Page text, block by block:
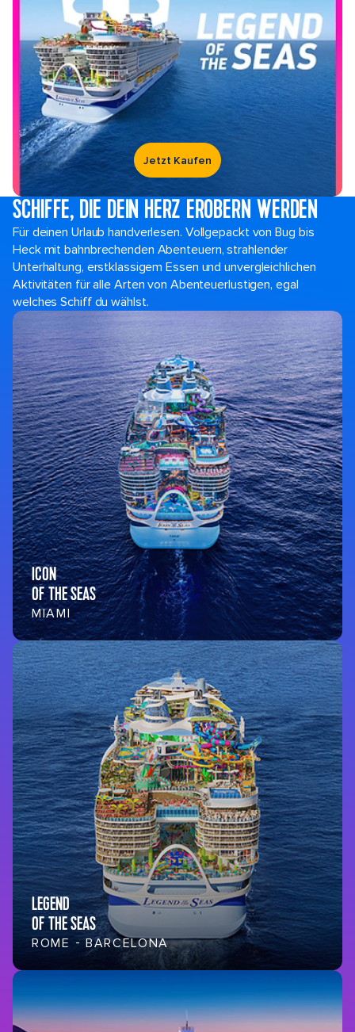
Jetzt Kaufen
SCHIFFE, DIE DEIN HERZ EROBERN WERDEN
Für deinen Urlaub handverlesen. Vollgepackt von Bug bis
Heck mit bahnbrechenden Abenteuern, strahlender
Unterhaltung, erstklassigem Essen und unvergleichlichen
Aktivitäten für alle Arten von Abenteuerlustigen, egal
welches Schiff du wählst.
ICON
OF THE SEAS
MIAMI
LEGEND
OF THE SEAS
ROME - BARCELONA